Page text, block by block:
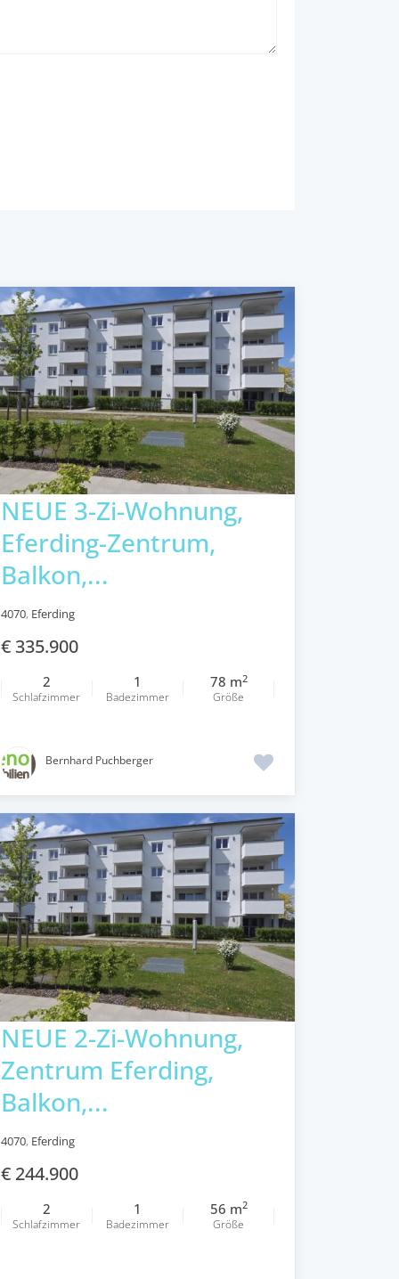
NEUE 3-Zi-Wohnung,
Eferding-Zentrum,
Balkon,...
4070, Eferding
€ 335.900
2
Schlafzimmer
1
Badezimmer
78 m2
Größe
Bernhard Puchberger
NEUE 2-Zi-Wohnung,
Zentrum Eferding,
Balkon,...
4070, Eferding
€ 244.900
2
Schlafzimmer
1
Badezimmer
56 m2
Größe